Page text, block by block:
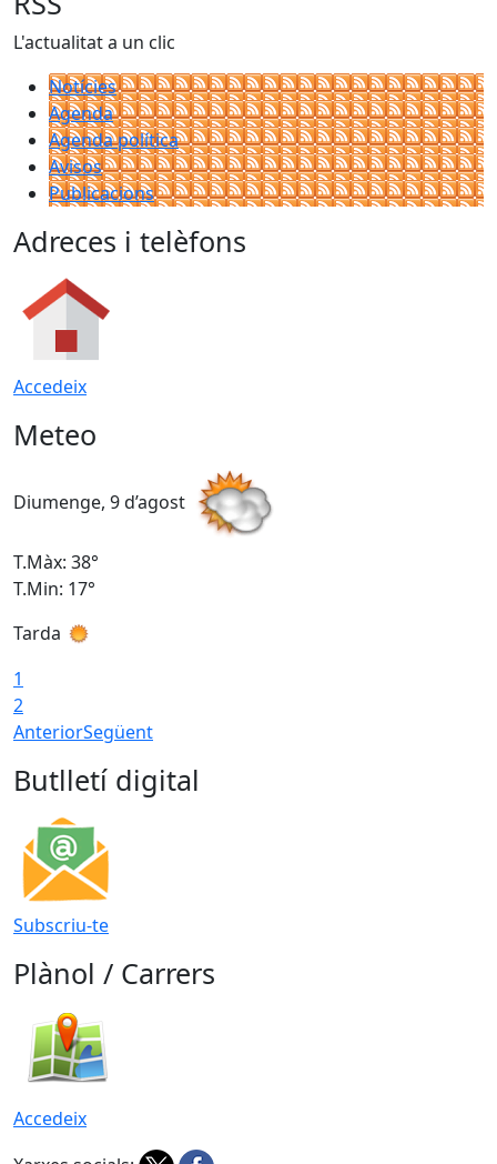
L'actualitat a un clic
Notícies
Agenda
Agenda política
Avisos
Publicacions
Adreces i telèfons
Accedeix
Meteo
Diumenge, 9 d’agost
T.Màx: 38°
T.Min: 17°
Tarda
1
2
AnteriorSegüent
Butlletí digital
Subscriu-te
Plànol / Carrers
Accedeix